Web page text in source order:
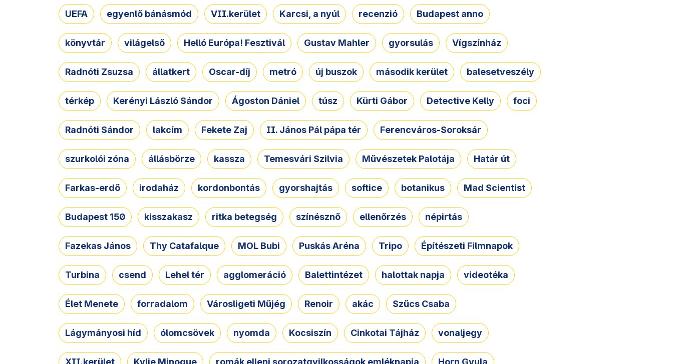
UEFA egyenlő bánásmód VII.kerület Karcsi, a nyúl recenzió Budapest anno
könyvtár világelső Helló Európa! Fesztivál Gustav Mahler gyorsulás Vígszínház
Radnóti Zsuzsa állatkert Oscar-díj metró új buszok második kerület balesetveszély
térkép Kerényi László Sándor Ágoston Dániel túsz Kürti Gábor Detective Kelly foci
Radnóti Sándor lakcím Fekete Zaj II. János Pál pápa tér Ferencváros-Soroksár
szurkolói zóna állásbörze kassza Temesvári Szilvia Művészetek Palotája Határ út
Farkas-erdő irodaház kordonbontás gyorshajtás softice botanikus Mad Scientist
Budapest 150 kisszakasz ritka betegség színésznő ellenőrzés népirtás
Fazekas János Thy Catafalque MOL Bubi Puskás Aréna Tripo Építészeti Filmnapok
Turbina csend Lehel tér agglomeráció Balettintézet halottak napja videotéka
Élet Menete forradalom Városligeti Műjég Renoir akác Szűcs Csaba
Lágymányosi híd ólomcsövek nyomda Kocsiszín Cinkotai Tájház vonaljegy
XII.kerület Kylie Minogue romák elleni sorozatgyilkosságok emléknapja Horn Gyula